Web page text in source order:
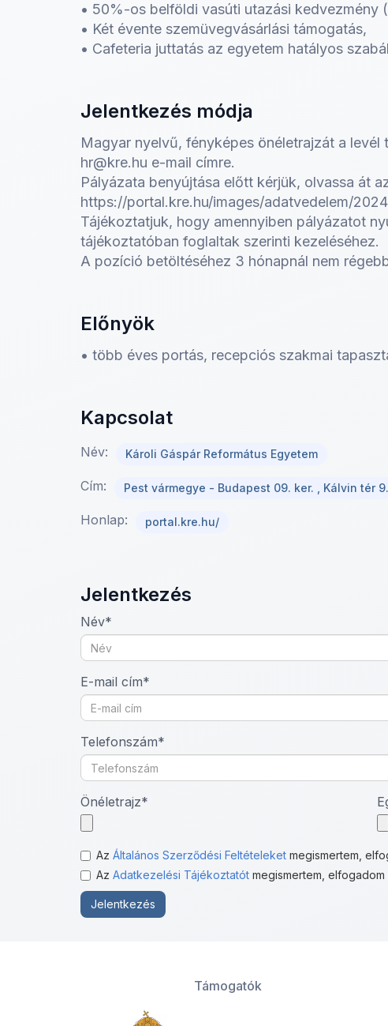
• 50%-os belföldi vasúti utazási kedvezmény
• Két évente szemüvegvásárlási támogatás,
• Cafeteria juttatás az egyetem hatályos
Jelentkezés módja
Magyar nyelvű, fényképes önéletrajzát a
hr@kre.hu e-mail címre.
Pályázata benyújtása előtt kérjük, olvassa át
https://portal.kre.hu/images/adatvedelem/
Tájékoztatjuk, hogy amennyiben pályázatot
tájékoztatóban foglaltak szerinti kezeléséhez.
A pozíció betöltéséhez 3 hónapnál nem
Előnyök
• több éves portás, recepciós szakmai
Kapcsolat
Név: Károli Gáspár Református Egyetem
Cím: Pest vármegye - Budapest 09. ker. , Kálvin tér 9.
Honlap: portal.kre.hu/
Jelentkezés
Név*
E-mail cím*
Telefonszám*
Önéletrajz*
Az Általános Szerződési Feltételeket megismertem,
Az Adatkezelési Tájékoztatót megismertem,
Jelentkezés
Támogatók